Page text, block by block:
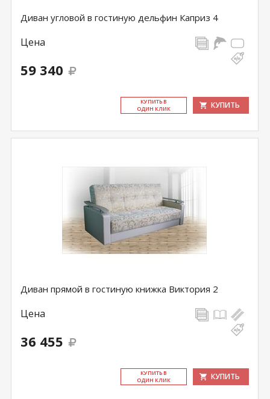
Диван угловой в гостиную дельфин Каприз 4
Цена
59 340
КУ­ПИТЬ В
ОДИН КЛИК
КУПИТЬ
Диван прямой в гостиную книжка Виктория 2
Цена
36 455
КУ­ПИТЬ В
ОДИН КЛИК
КУПИТЬ